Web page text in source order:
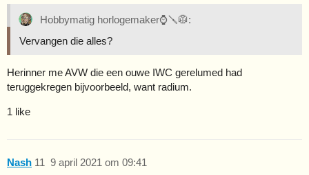
Hobbymatig horlogemaker⌚🪛🥼:
Vervangen die alles?
Herinner me AVW die een ouwe IWC gerelumed had
teruggekregen bijvoorbeeld, want radium.
1 like
Nash 9 april 2021 om 09:41
11